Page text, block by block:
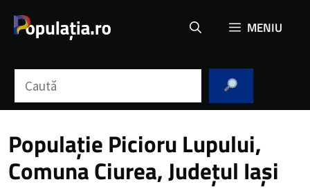
MENIU
Populație Picioru Lupului,
Comuna Ciurea, Județul Iași